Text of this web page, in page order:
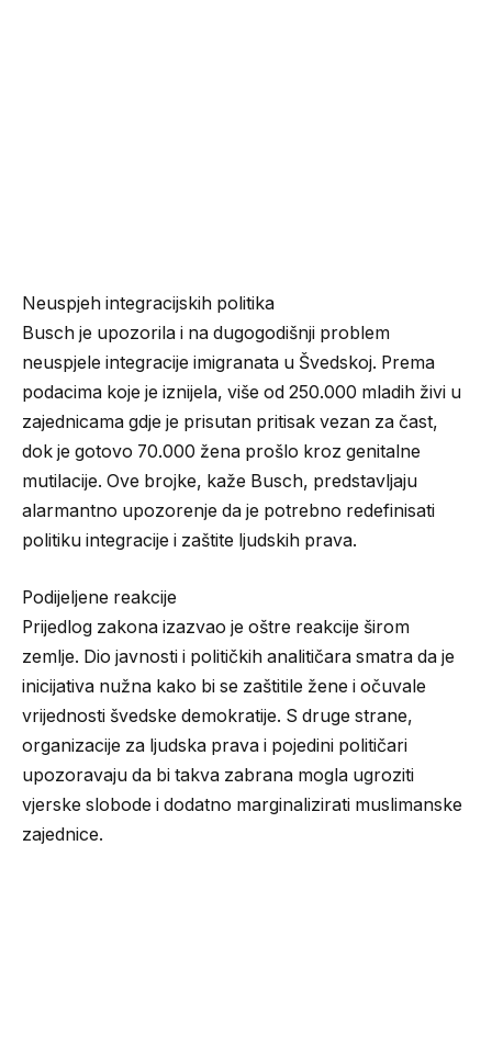
Neuspjeh integracijskih politika
Busch je upozorila i na dugogodišnji problem
neuspjele integracije imigranata u Švedskoj. Prema
podacima koje je iznijela, više od 250.000 mladih živi u
zajednicama gdje je prisutan pritisak vezan za čast,
dok je gotovo 70.000 žena prošlo kroz genitalne
mutilacije. Ove brojke, kaže Busch, predstavljaju
alarmantno upozorenje da je potrebno redefinisati
politiku integracije i zaštite ljudskih prava.
Podijeljene reakcije
Prijedlog zakona izazvao je oštre reakcije širom
zemlje. Dio javnosti i političkih analitičara smatra da je
inicijativa nužna kako bi se zaštitile žene i očuvale
vrijednosti švedske demokratije. S druge strane,
organizacije za ljudska prava i pojedini političari
upozoravaju da bi takva zabrana mogla ugroziti
vjerske slobode i dodatno marginalizirati muslimanske
zajednice.